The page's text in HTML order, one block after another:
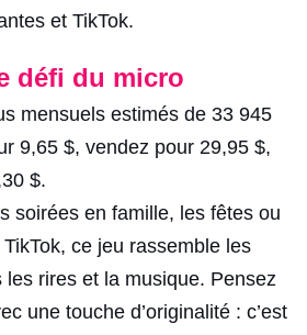
et TikTok.
défi du micro
mensuels estimés de 33 945
9,65 $, vendez pour 29,95 $,
$.
soirées en famille, les fêtes ou
ce jeu rassemble les
les rires et la musique. Pensez
une touche d’originalité : c’est